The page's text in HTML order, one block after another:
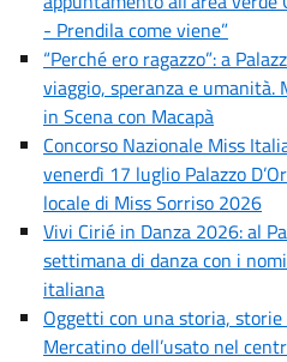
- Prendila come viene”
“Perché ero ragazzo”: a
viaggio, speranza e
in Scena con Macapà
Concorso Nazionale Miss
venerdì 17 luglio Palazzo
locale di Miss Sorriso 2026
Vivi Cirié in Danza 2026: al
settimana di danza con i
italiana
Oggetti con una storia,
Mercatino dell’usato nel